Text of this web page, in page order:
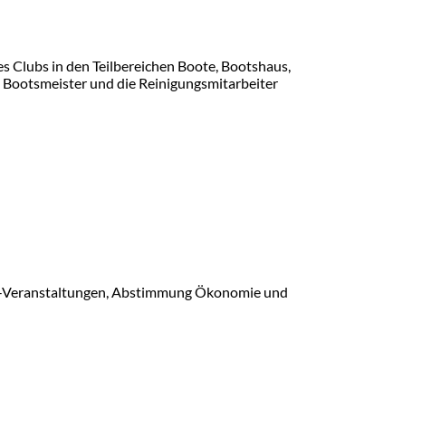
in den Teilbereichen Boote, Bootshaus,
und die Reinigungsmitarbeiter
Abstimmung Ökonomie und